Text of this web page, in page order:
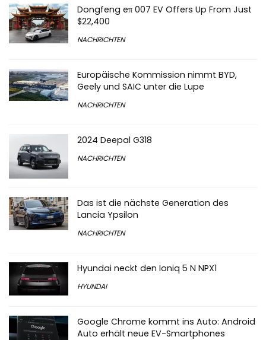
Dongfeng eπ 007 EV Offers Up From Just
$22,400
NACHRICHTEN
Europäische Kommission nimmt BYD,
Geely und SAIC unter die Lupe
NACHRICHTEN
2024 Deepal G318
NACHRICHTEN
Das ist die nächste Generation des
Lancia Ypsilon
NACHRICHTEN
Hyundai neckt den Ioniq 5 N NPX1
HYUNDAI
Google Chrome kommt ins Auto: Android
Auto erhält neue EV-Smartphones